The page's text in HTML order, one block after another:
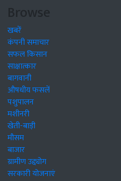
Browse
खबरें
कंपनी समाचार
सफल किसान
साक्षात्कार
बागवानी
औषधीय फसलें
पशुपालन
मशीनरी
खेती-बाड़ी
मौसम
बाजार
ग्रामीण उद्द्योग
सरकारी योजनाएं